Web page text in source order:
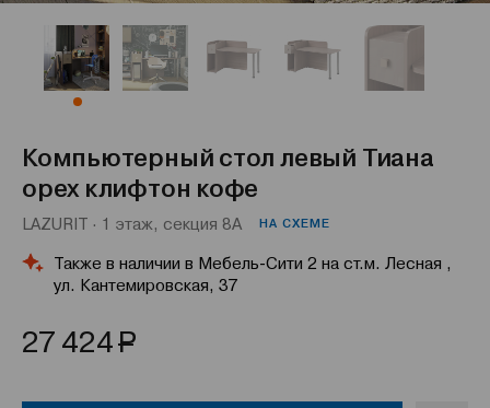
Компьютерный стол левый Тиана
орех клифтон кофе
LAZURIT · 1 этаж, секция 8А НА СХЕМЕ
Также в наличии в Мебель-Сити 2 на ст.м. Лесная ,
ул. Кантемировская, 37
27 424Р